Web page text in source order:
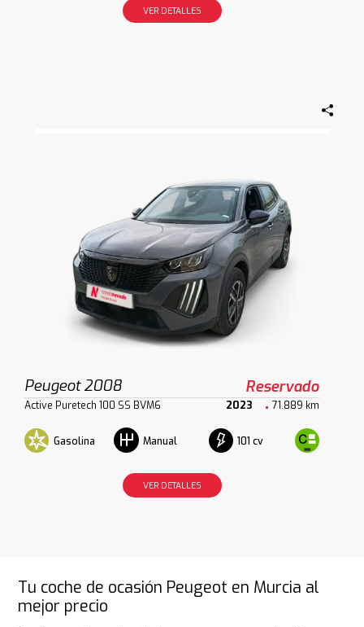
VER DETALLES
Peugeot 2008 Reservado
Active Puretech 100 SS BVM6 2023 71.889 km
Gasolina Manual 101 cv
VER DETALLES
Tu coche de ocasión Peugeot en Murcia al
mejor precio